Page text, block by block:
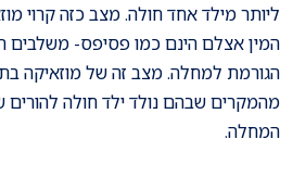
ליותר מילד אחד חולה. מצב כזה קרוי
המין אצלם הינם כמו פסיפס- משלבים
מהמקרים שבהם נולד ילד חולה
המחלה.